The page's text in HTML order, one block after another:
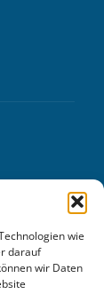
wie
darauf
wir Daten